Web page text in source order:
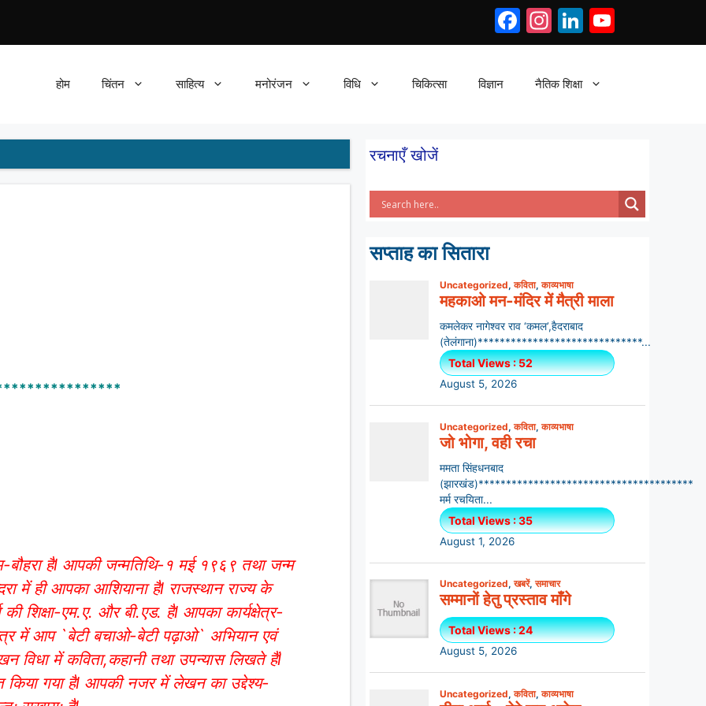
Facebook
Instagram
LinkedIn
होम चिंतन साहित्य मनोरंजन विधि चिकित्सा विज्ञान नैतिक शिक्षा
बौहरा हैl आपकी जन्मतिथि-१ मई १९६९ तथा जन्म
में ही आपका आशियाना हैl राजस्थान राज्य के
शिक्षा-एम.ए. और बी.एड. हैl आपका कार्यक्षेत्र-
में आप `बेटी बचाओ-बेटी पढ़ाओ` अभियान एवं
विधा में कविता,कहानी तथा उपन्यास लिखते हैंl
किया गया हैl आपकी नजर में लेखन का उद्देश्य-
रचनाएँ खोजें
सप्ताह का सितारा